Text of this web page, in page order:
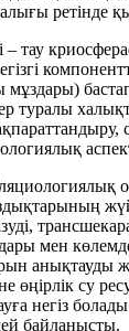
ретінде
– тау
мұздары)
туралы
мен
анықтауды
өңірлік су
негіз
байланысты.